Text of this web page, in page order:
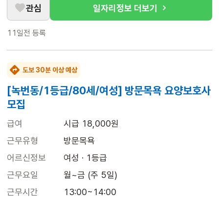
관심 일자리정보 더보기
11일전 등록
도보 30분 이상 예상
[녹번동/1등급/80세/여성] 방문목욕 요양보호사
모집
급여
시급 18,000원
근무유형
방문목욕
어르신정보
여성 · 1등급
근무요일
월~금 (주 5일)
근무시간
13:00~14:00